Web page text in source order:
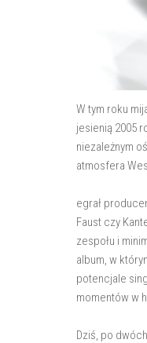
W tym roku
jesienią 2005
niezależnym
atmosfera
egrał
Faust czy
zespołu i
album, w
potencjale
momentów w
Dziś, po